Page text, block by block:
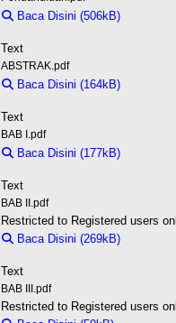
Baca Disini (506kB)
Text
ABSTRAK.pdf
Baca Disini (164kB)
Text
BAB I.pdf
Baca Disini (177kB)
Text
BAB II.pdf
Restricted to Registered users
Baca Disini (269kB)
Text
BAB III.pdf
Restricted to Registered users